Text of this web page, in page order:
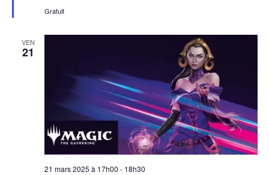
Gratuit
VEN
21
21 mars 2025 à 17h00 - 18h30